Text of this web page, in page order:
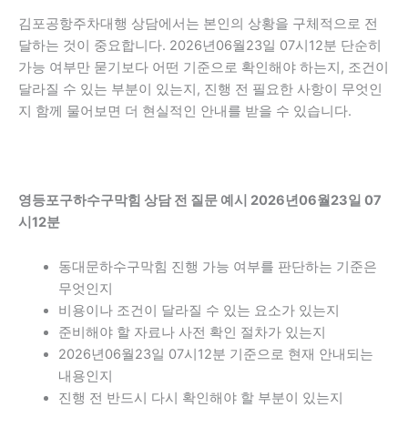
김포공항주차대행 상담에서는 본인의 상황을 구체적으로 전
달하는 것이 중요합니다. 2026년06월23일 07시12분 단순히
가능 여부만 묻기보다 어떤 기준으로 확인해야 하는지, 조건이
달라질 수 있는 부분이 있는지, 진행 전 필요한 사항이 무엇인
지 함께 물어보면 더 현실적인 안내를 받을 수 있습니다.
영등포구하수구막힘 상담 전 질문 예시 2026년06월23일 07
시12분
동대문하수구막힘 진행 가능 여부를 판단하는 기준은
무엇인지
비용이나 조건이 달라질 수 있는 요소가 있는지
준비해야 할 자료나 사전 확인 절차가 있는지
2026년06월23일 07시12분 기준으로 현재 안내되는
내용인지
진행 전 반드시 다시 확인해야 할 부분이 있는지